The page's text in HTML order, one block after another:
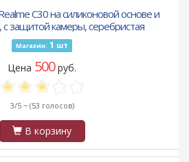
C30 на силиконовой основе и
с защитой камеры, серебристая
Магазин: 1 шт
Цена 500руб.
3/5 ~ (53 голосов)
В корзину